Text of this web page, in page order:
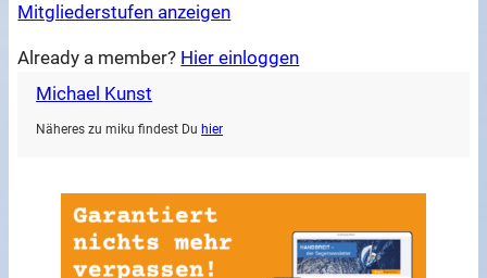
Mitgliederstufen anzeigen
Already a member? Hier einloggen
Michael Kunst
Näheres zu miku findest Du hier